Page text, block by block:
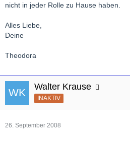
nicht in jeder Rolle zu Hause haben.
Alles Liebe,
Deine
Theodora
Walter Krause
INAKTIV
26. September 2008